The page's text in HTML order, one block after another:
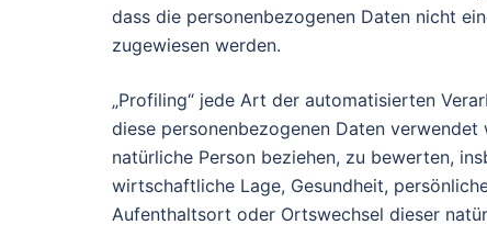
dass die personenbezogenen Daten nicht
zugewiesen werden.
„Profiling“ jede Art der automatisierten
diese personenbezogenen Daten
natürliche Person beziehen, zu bewerten,
wirtschaftliche Lage, Gesundheit,
Aufenthaltsort oder Ortswechsel dieser